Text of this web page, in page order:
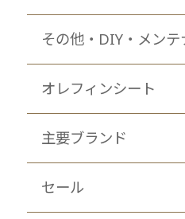
その他・DIY・メンテ
オレフィンシート
主要ブランド
セール